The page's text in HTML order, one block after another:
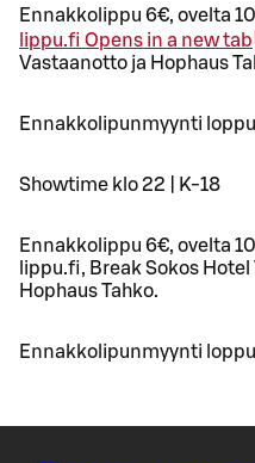
Ennakkolippu 6€, ovelta
lippu.fi Opens in a new tab
Vastaanotto ja Hophaus
Ennakkolipunmyynti
Showtime klo 22 | K-18
Ennakkolippu 6€, ovelta
lippu.fi, Break Sokos
Hophaus Tahko.
Ennakkolipunmyynti